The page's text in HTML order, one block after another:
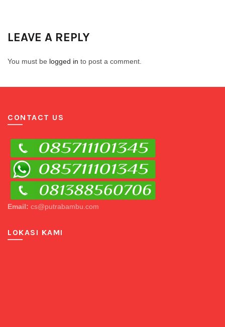
LEAVE A REPLY
You must be logged in to post a comment.
CONTACT US
Email: cs@putrabambu.com
LOKASI KAMI